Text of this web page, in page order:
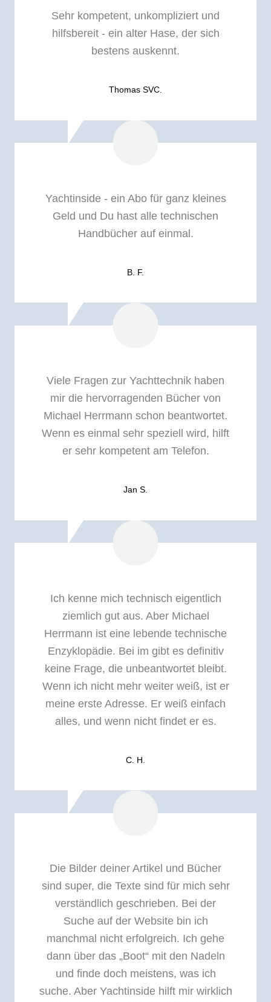
Sehr kompetent, unkompliziert und
hilfsbereit - ein alter Hase, der sich
bestens auskennt.
Thomas SVC.
Yachtinside - ein Abo für ganz kleines
Geld und Du hast alle technischen
Handbücher auf einmal.
B. F.
Viele Fragen zur Yachttechnik haben
mir die hervorragenden Bücher von
Michael Herrmann schon beantwortet.
Wenn es einmal sehr speziell wird, hilft
er sehr kompetent am Telefon.
Jan S.
Ich kenne mich technisch eigentlich
ziemlich gut aus. Aber Michael
Herrmann ist eine lebende technische
Enzyklopädie. Bei im gibt es definitiv
keine Frage, die unbeantwortet bleibt.
Wenn ich nicht mehr weiter weiß, ist er
meine erste Adresse. Er weiß einfach
alles, und wenn nicht findet er es.
C. H.
Die Bilder deiner Artikel und Bücher
sind super, die Texte sind für mich sehr
verständlich geschrieben. Bei der
Suche auf der Website bin ich
manchmal nicht erfolgreich. Ich gehe
dann über das „Boot“ mit den Nadeln
und finde doch meistens, was ich
suche. Aber Yachtinside hilft mir wirklich